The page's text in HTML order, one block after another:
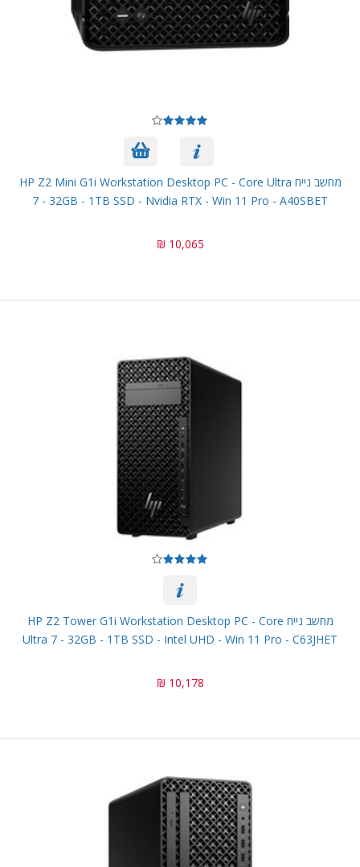
מחשב נייח HP Z2 Mini G1i Workstation Desktop PC - Core Ultra
7 - 32GB - 1TB SSD - Nvidia RTX - Win 11 Pro - A40SBET
10,065 ₪
מחשב נייח HP Z2 Tower G1i Workstation Desktop PC - Core
Ultra 7 - 32GB - 1TB SSD - Intel UHD - Win 11 Pro - C63JHET
10,178 ₪